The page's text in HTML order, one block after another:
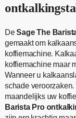
DeSage The
gemaakt om
koffiemachine.
koffiemachine maar
Wanneer u
schade
maandelijks uw
Barista Pro